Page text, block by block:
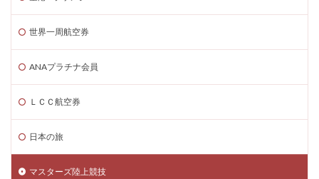
世界一周航空券
ANAプラチナ会員
ＬＣＣ航空券
日本の旅
マスターズ陸上競技